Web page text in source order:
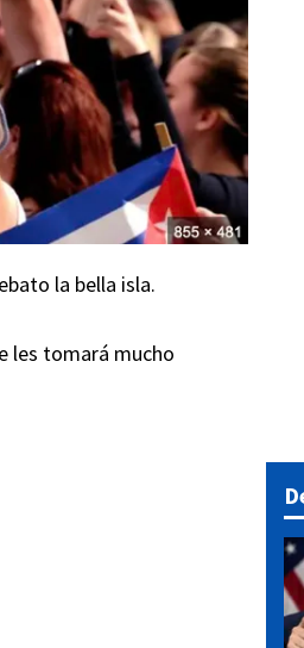
la bella isla.
les tomará mucho